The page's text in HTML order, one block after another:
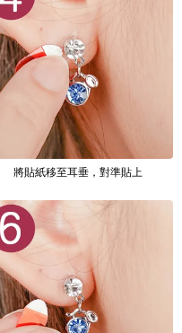
將貼紙移至耳垂，對準貼上